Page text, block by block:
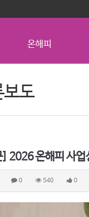
온해피
보도
] 2026 온해피 사업
0 540 0